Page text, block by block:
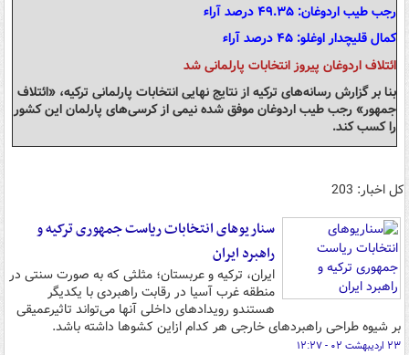
رجب طیب اردوغان: ۴۹.۳۵ درصد آراء
کمال قلیچدار اوغلو: ۴۵ درصد آراء
ائتلاف اردوغان پیروز انتخابات پارلمانی شد
بنا بر گزارش رسانه‌های ترکیه از نتایج نهایی انتخابات پارلمانی ترکیه، «ائتلاف
جمهور» رجب طیب اردوغان موفق شده نیمی از کرسی‌های پارلمان این کشور
را کسب کند.
کل اخبار: 203
سناریوهای انتخابات ریاست جمهوری ترکیه و
راهبرد ایران
ایران، ترکیه و عربستان؛ مثلثی که به صورت سنتی در
منطقه غرب آسیا در رقابت راهبردی با یکدیگر
هستندو رویدادهای داخلی آنها می‌تواند تاثیرعمیقی
بر شیوه طراحی راهبردهای خارجی هر کدام ازاین کشوها داشته باشد.
۲۳ اردیبهشت ۰۲ - ۱۲:۲۷